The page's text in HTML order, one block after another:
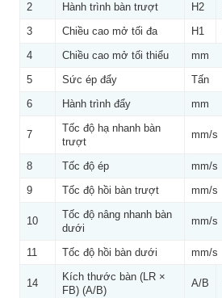
2
Hành trình bàn trượt H2
3
Chiều cao mở tối đa H1
4
Chiều cao mở tối thiểu mm
5
Sức ép đẩy Tấn
6
Hành trình đẩy mm
7
Tốc độ hạ nhanh bàn
trượt
mm/s
8 Tốc độ ép mm/s
9
Tốc độ hồi bàn trượt mm/s
10
Tốc độ nâng nhanh bàn
dưới
mm/s
11 Tốc độ hồi bàn dưới mm/s
14
Kích thước bàn (LR ×
FB) (A/B)
A/B